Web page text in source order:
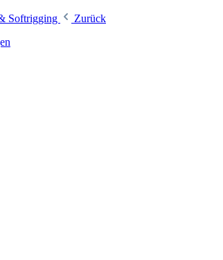
Softrigging
Zurück